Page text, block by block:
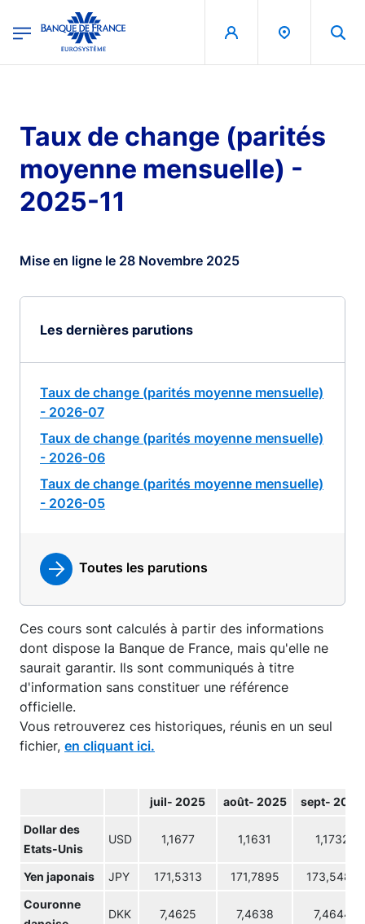
Banque de France - Menu Principal
Taux de change (parités
moyenne mensuelle) -
2025-11
Mise en ligne le 28 Novembre 2025
Les dernières parutions
Taux de change (parités moyenne mensuelle)
- 2026-07
Taux de change (parités moyenne mensuelle)
- 2026-06
Taux de change (parités moyenne mensuelle)
- 2026-05
Toutes les parutions
Ces cours sont calculés à partir des informations
dont dispose la Banque de France, mais qu'elle ne
saurait garantir. Ils sont communiqués à titre
d'information sans constituer une référence
officielle.
Vous retrouverez ces historiques, réunis en un seul
fichier, en cliquant ici.
juil- 2025 août- 2025 sept- 2025
Dollar des
Etats-Unis
USD 1,1677 1,1631 1,1732
Yen japonais JPY 171,5313 171,7895 173,5486
Couronne
DKK 7,4625 7,4638 7,4644